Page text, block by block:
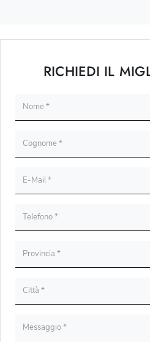
RICHIEDI IL